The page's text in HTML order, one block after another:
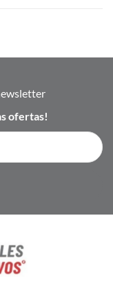
ofertas!